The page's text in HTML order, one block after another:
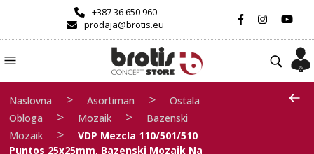
+387 36 650 960
prodaja@brotis.eu
Naslovna > Asortiman >
Ostala
Obloga
> Mozaik >
Bazenski
Mozaik
>
VDP Mezcla 110/501/510
Puntos 25x25mm, Bazenski Mozaik Na